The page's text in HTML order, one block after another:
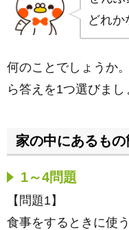
どれか
何のことでしょうか
ら答えを1つ選びまし
家の中にあるもの
1～4問題
【問題1】
食事をするときに使